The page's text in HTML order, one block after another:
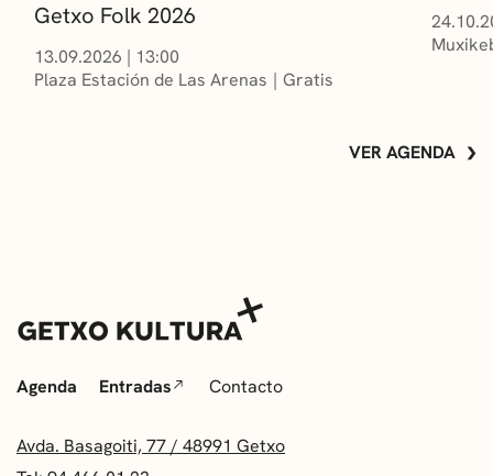
Getxo Folk 2026
13.09.2026 | 13:00
Plaza Estación de Las Arenas
Gratis
VER AGENDA
Agenda Entradas Contacto
Avda. Basagoiti, 77 / 48991 Getxo